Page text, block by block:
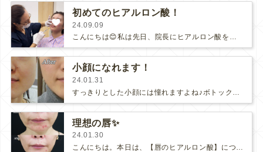
初めてのヒアルロン酸！
24.09.09
こんにちは😊私は先日、院長にヒアルロン酸を注入して頂きました！ヒアルロン酸注入は初めてでしたが、日々、患者さまが綺麗になられる…
小顔になれます！
24.01.31
理想の唇✨
24.01.30
こんにちは。本日は、【唇のヒアルロン酸】についてご紹介します。唇のヒアルロン酸注射と聞くと、著名人のボテっとした不自然なイメージ…